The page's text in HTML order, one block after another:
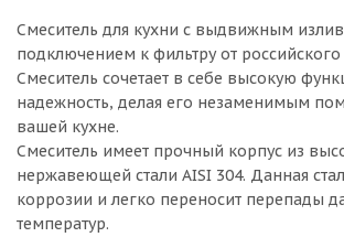
Смеситель для кухни с выдвижным
подключением к фильтру от
Смеситель сочетает в себе высокую
надежность, делая его незаменимым
вашей кухне.
Смеситель имеет прочный корпус из
нержавеющей стали AISI 304. Данная
коррозии и легко переносит перепады
температур.